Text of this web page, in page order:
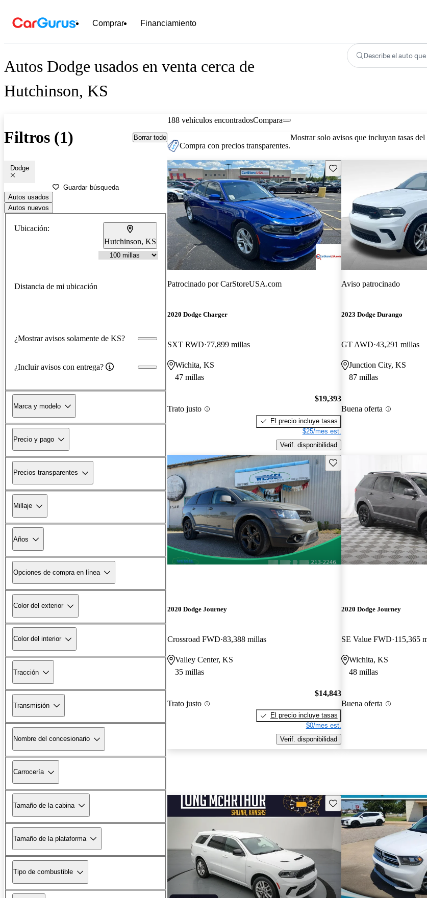
Comprar Financiamiento
Autos Dodge usados en venta cerca de
Hutchinson, KS
Describe el auto
Filtros (1) Borrar todo
Dodge
Guardar búsqueda
Autos usados
Autos nuevos
Ubicación:
Hutchinson, KS
Distancia de mi ubicación
¿Mostrar avisos solamente de KS?
¿Incluir avisos con entrega?
Marca y modelo
Precio y pago
Precios transparentes
Millaje
Años
Opciones de compra en línea
Color del exterior
Color del interior
Tracción
Transmisión
Nombre del concesionario
Carrocería
Tamaño de la cabina
Tamaño de la plataforma
Tipo de combustible
188 vehículos encontradosCompara
Compra con precios transparentes.
Mostrar solo avisos que incluyan tasas
Guarda este Aviso
Patrocinado porCarStoreUSA.com
2020 Dodge Charger
SXT RWD 77,899 millas
Wichita, KS
47 millas
Trato justo
$19,393
El precio incluye tasas
$25/mes est.
Verif. disponibilidad
Aviso patrocinado
2023 Dodge Durango
GT AWD 43,291 millas
Junction City, KS
87 millas
Buena oferta
Guarda este Aviso
2020 Dodge Journey
Crossroad FWD 83,388 millas
Valley Center, KS
35 millas
Trato justo
$14,843
El precio incluye tasas
$0/mes est.
Verif. disponibilidad
2020 Dodge Journey
SE Value FWD 115,365
Wichita, KS
48 millas
Buena oferta
Guarda este Aviso